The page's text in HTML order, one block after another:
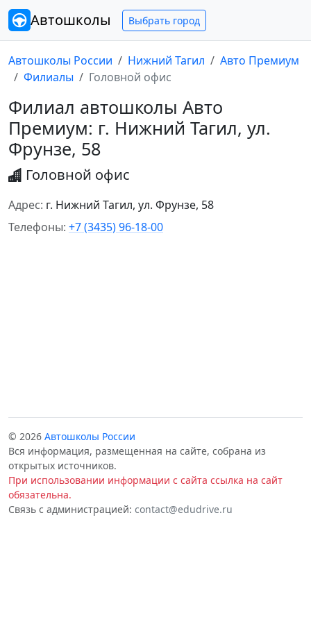
Автошколы Выбрать город
Автошколы России Нижний Тагил
Авто Премиум
Филиалы
Головной офис
Филиал автошколы Авто
Премиум: г. Нижний Тагил, ул.
Фрунзе, 58
Головной офис
Адрес: г. Нижний Тагил, ул. Фрунзе, 58
Телефоны: +7 (3435) 96-18-00
© 2026 Автошколы России
Вся информация, размещенная на сайте, собрана из
открытых источников.
При использовании информации с сайта ссылка на сайт
обязательна.
Связь с администрацией: contact@edudrive.ru